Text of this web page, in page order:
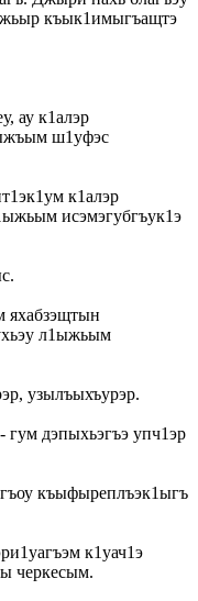
къык1имыгъащтэ
ау к1алэр
ш1уфэс
к1алэр
исэмэгубгъук1э
яхабзэщтын
л1ыжьым
узылъыхъурэр.
дэпыхьэгъэ упч1эр
къыфыреплъэк1ыгъ
к1уач1э
черкесым.